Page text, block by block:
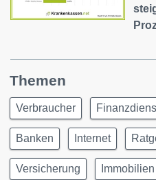
Themen
Verbraucher
Banken Internet
Versicherung Immobilien